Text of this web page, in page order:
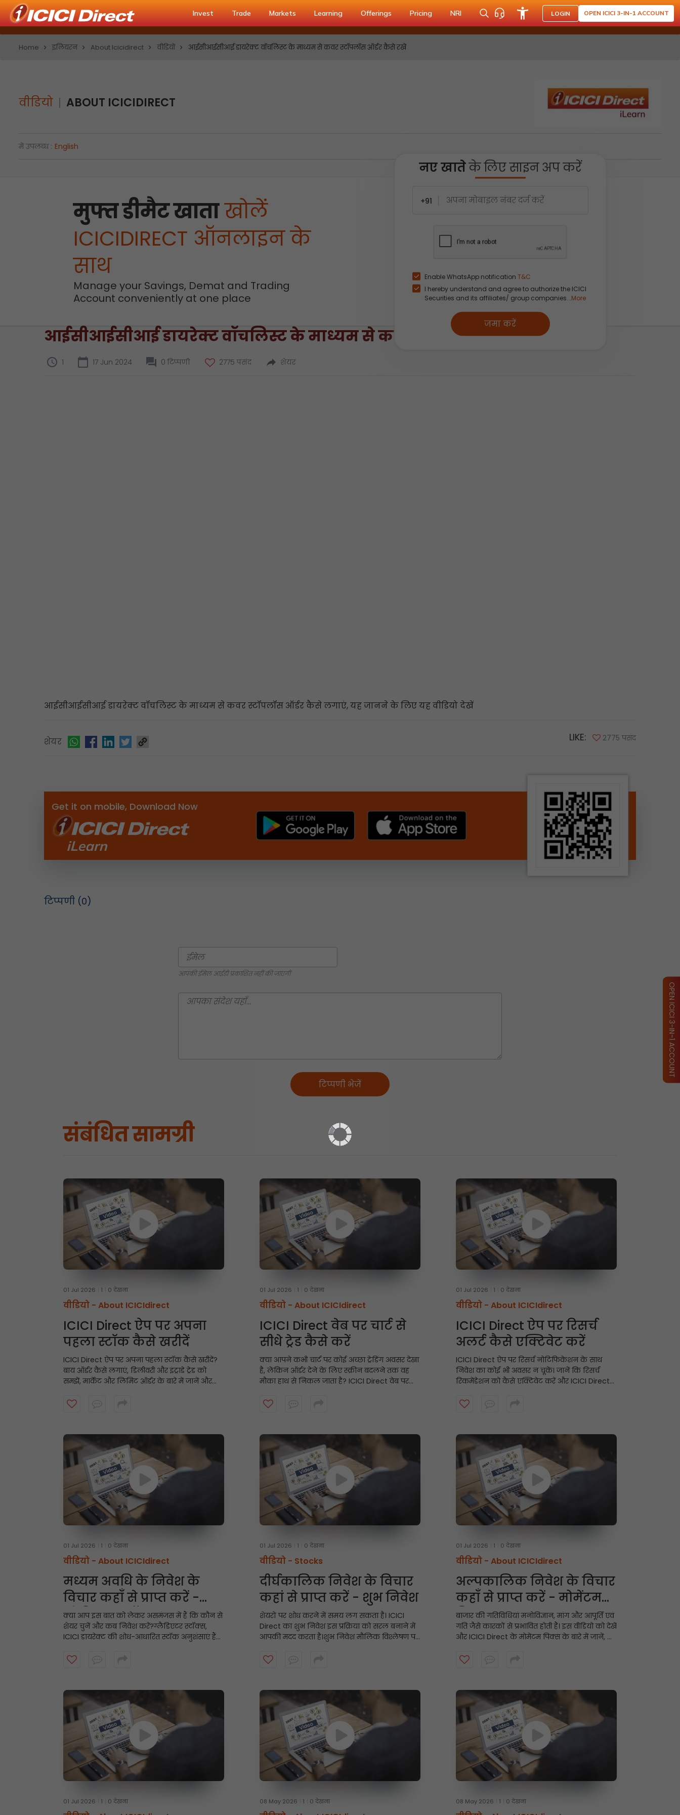
Invest Trade Markets Learning Offerings Pricing NRI LOGIN OPEN ICICI 3-IN-1 ACCOUNT
Home इलियरन About Icicidirect वीडियो आईसीआईसीआई डायरेक्ट वॉचलिस्ट के माध्यम से कवर स्टॉपलॉस ऑर्डर कैसे रखें
वीडियो ABOUT ICICIDIRECT
में उपलब्ध : English
मुफ्त डीमैट खाताखोलें
ICICIDIRECT ऑनलाइन के
साथ
Manage your Savings, Demat and Trading
Account conveniently at one place
नए खातेके लिए साइन अप करें
+91
Enable WhatsApp notification T&C
I hereby understand and agree to authorize the ICICI
Securities and its affiliates/ group companies... More
जमा करें
आईसीआईसीआई डायरेक्ट वॉचलिस्ट के माध्यम से कवर स्टॉपलॉस ऑर्डर कैसे रखें
1 17 Jun 2024 0 टिप्पणी 2775 पसंद शेयर
आईसीआईसीआई डायरेक्ट वॉचलिस्ट के माध्यम से कवर स्टॉपलॉस ऑर्डर कैसे लगाएं, यह जानने के लिए यह वीडियो देखें
शेयर LIKE: 2775 पसंद
Get it on mobile, Download Now
टिप्पणी (0)
आपकी ईमेल आईडी प्रकाशित नहीं की जाएगी
टिप्पणी भेजें
संबंधित सामग्री
01 Jul 2026 1 0 देखना
वीडियो - About ICICIdirect
ICICI Direct ऐप पर अपना
पहला स्टॉक कैसे खरीदें
ICICI Direct ऐप पर अपना पहला स्टॉक कैसे खरीदें?
बाय ऑर्डर कैसे लगाएं, डिलीवरी और इंट्राडे ट्रेड को
समझें, मार्केट और लिमिट ऑर्डर के बारे में जानें और
वीडियो देखें।
01 Jul 2026 1 0 देखना
वीडियो - About ICICIdirect
ICICI Direct वेब पर चार्ट से
सीधे ट्रेड कैसे करें
क्या आपने कभी चार्ट पर कोई अच्छा ट्रेडिंग अवसर देखा
है, लेकिन ऑर्डर देने के लिए स्क्रीन बदलने तक वह
मौका हाथ से निकल जाता है? ICICI Direct वेब पर
और तेज़ी से और समझदारी से ट्रेडिंग करें।
01 Jul 2026 1 0 देखना
वीडियो - About ICICIdirect
ICICI Direct ऐप पर रिसर्च
अलर्ट कैसे एक्टिवेट करें
ICICI Direct ऐप पर रिसर्च नोटिफिकेशन के साथ
निवेश का कोई भी अवसर न चूकें। जानें कि रिसर्च
रिकमेंडेशन को कैसे एक्टिवेट करें और ICICI Direct
के लिए वीडियो देखें।
01 Jul 2026 1 0 देखना
वीडियो - About ICICIdirect
मध्यम अवधि के निवेश के
विचार कहाँ से प्राप्त करें -
ग्लेडिएटर स्टॉक्स
क्या आप इस बात को लेकर असमंजस में हैं कि कौन से
शेयर चुनें और कब निवेश करें?ग्लैडिएटर स्टॉक्स,
ICICI डायरेक्ट की शोध-आधारित स्टॉक अनुशंसाएं हैं
पर केंद्रित हैं, और इनमें निवेश की अवधि आमतौर पर
01 Jul 2026 1 0 देखना
वीडियो - Stocks
दीर्घकालिक निवेश के विचार
कहां से प्राप्त करें - शुभ निवेश
शेयरों पर शोध करने में समय लग सकता है। ICICI
Direct का शुभ निवेश इस प्रक्रिया को सरल बनाने में
आपकी मदद करता है।शुभ निवेश मौलिक विश्लेषण पर
प्रस्तुत करता है, जिससे निवेशकों को उनके निवेश
01 Jul 2026 1 0 देखना
वीडियो - About ICICIdirect
अल्पकालिक निवेश के विचार
कहाँ से प्राप्त करें - मोमेंटम
पिक्स
बाजार की गतिविधियां मनोविज्ञान, मांग और आपूर्ति एवं
गति जैसे कारकों से प्रभावित होती हैं। इस वीडियो को देखें
और ICICI Direct के मोमेंटम पिक्स के बारे में जानें, जो
अनुशंसाएं प्रदान करते हैं और गति प्रदर्शित करने वाले
01 Jul 2026 1 0 देखना 08 May 2026 1 0 देखना 08 May 2026 1 0 देखना
OPEN ICICI 3-IN-1 ACCOUNT